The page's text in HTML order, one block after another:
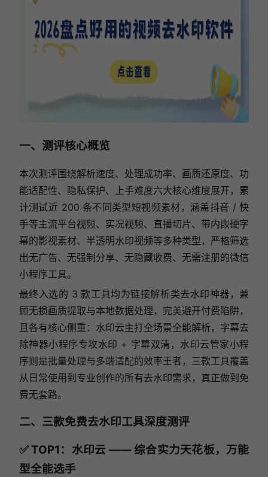
一、测评核心概览
本次测评围绕解析速度、处理成功率、画质还原度、功
能适配性、隐私保护、上手难度六大核心维度展开，累
计测试近 200 条不同类型短视频素材，涵盖抖音 / 快
手等主流平台视频、实况视频、直播切片、带内嵌硬字
幕的影视素材、半透明水印视频等多种类型，严格筛选
出无广告、无强制分享、无隐藏收费、无需注册的微信
小程序工具。
最终入选的 3 款工具均为链接解析类去水印神器，兼
顾无损画质提取与本地数据处理，完美避开付费陷阱，
且各有核心侧重：水印云主打全场景全能解析，字幕去
除神器小程序专攻水印 + 字幕双清，水印云管家小程
序则是批量处理与多端适配的效率王者，三款工具覆盖
从日常使用到专业创作的所有去水印需求，真正做到免
费无套路。
二、三款免费去水印工具深度测评
✅ TOP1：水印云 —— 综合实力天花板，万能
型全能选手